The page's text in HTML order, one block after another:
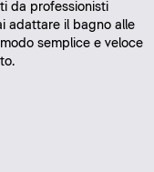
da professionisti
adattare il bagno alle
semplice e veloce